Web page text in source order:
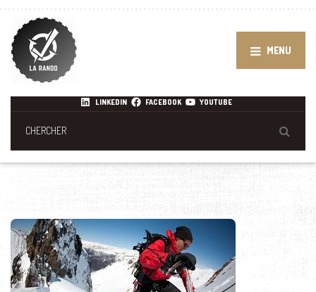
MENU
LINKEDIN FACEBOOK YOUTUBE